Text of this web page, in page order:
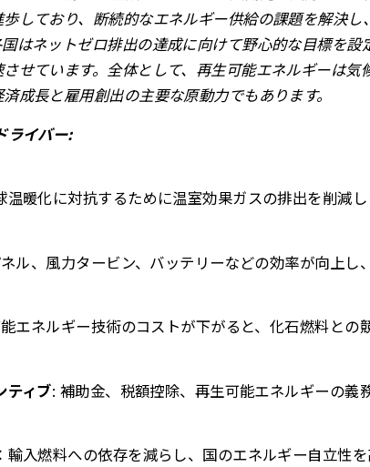
しており、断続的なエネルギー供給の課題を解決
はネットゼロ排出の達成に向けて野心的な目標を
せています。全体として、再生可能エネルギーは気
成長と雇用創出の主要な原動力でもあります。
ライバー:
温暖化に対抗するために温室効果ガスの排出を削減し
ル、風力タービン、バッテリーなどの効率が向上し
エネルギー技術のコストが下がると、化石燃料との
ティブ: 補助金、税額控除、再生可能エネルギーの義
：輸入燃料への依存を減らし、国のエネルギー自立性を